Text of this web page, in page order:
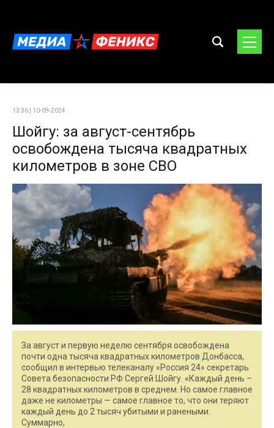
13:36 | 10-09-2024
Шойгу: за август-сентябрь
освобождена тысяча квадратных
километров в зоне СВО
За август и первую неделю сентября освобождена
почти одна тысяча квадратных километров Донбасса,
сообщил в интервью телеканалу «Россия 24» секретарь
Совета безопасности РФ Сергей Шойгу. «Каждый день –
28 квадратных километров в среднем. Но самое главное
даже не километры — самое главное то, что они теряют
каждый день до 2 тысяч убитыми и ранеными.
Суммарно,